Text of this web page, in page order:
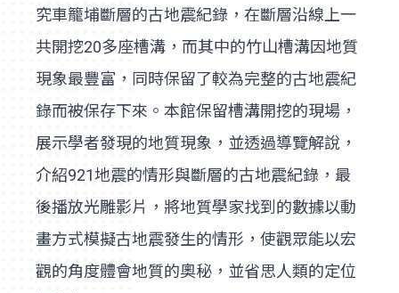
究車籠埔斷層的古地震紀錄，在斷層沿線上一
共開挖20多座槽溝，而其中的竹山槽溝因地質
現象最豐富，同時保留了較為完整的古地震紀
錄而被保存下來。本館保留槽溝開挖的現場，
展示學者發現的地質現象，並透過導覽解說，
介紹921地震的情形與斷層的古地震紀錄，最
後播放光雕影片，將地質學家找到的數據以動
畫方式模擬古地震發生的情形，使觀眾能以宏
觀的角度體會地質的奧秘，並省思人類的定位